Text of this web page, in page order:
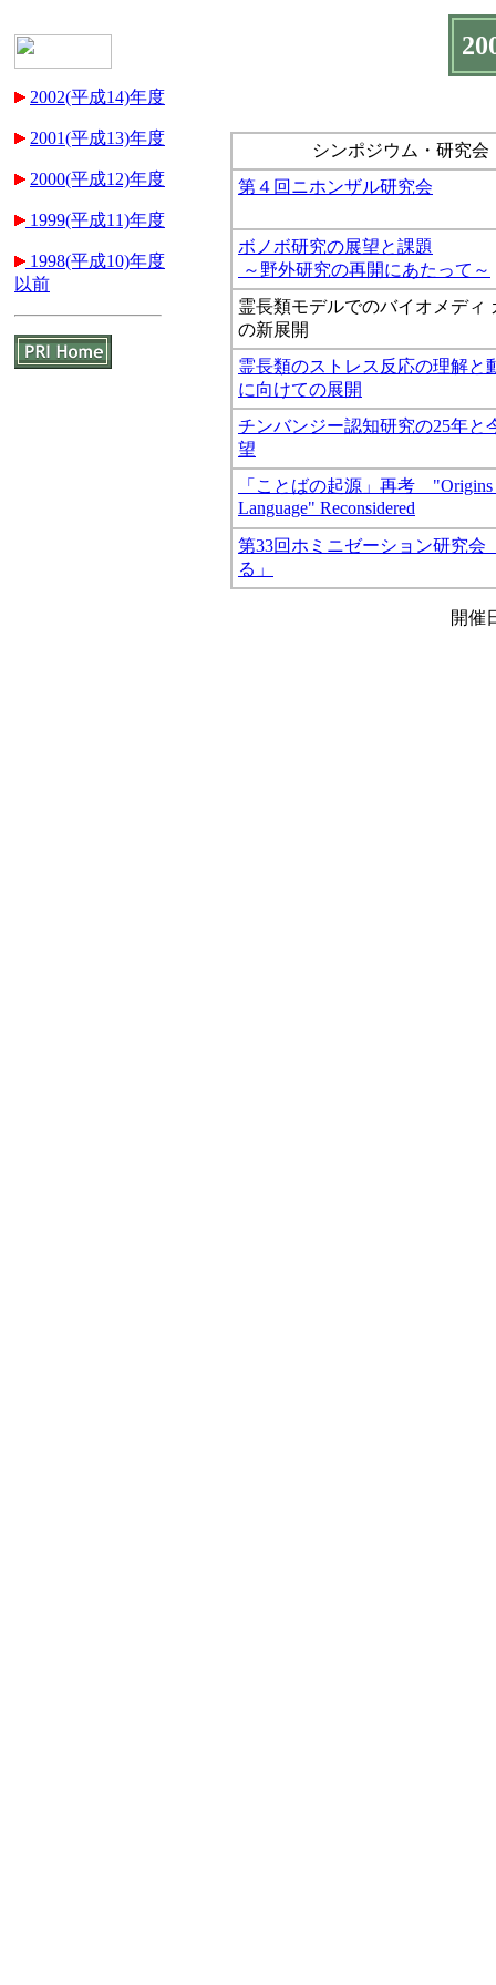
2002(平成14)年度
2001(平成13)年度
2000(平成12)年度
1999(平成11)年度
1998(平成10)年度
以前
シンポジウム・研究会
第４回ニホンザル研究会
ボノボ研究の展望と課題
～野外研究の再開にあたって～
霊長類モデルでのバイオメディ
の新展開
霊長類のストレス反応の理解と
に向けての展開
チンバンジー認知研究の25年と
望
「ことばの起源」再考 "Origins
Language" Reconsidered
第33回ホミニゼーション研究会
る」
開催